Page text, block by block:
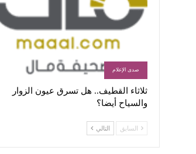
صدى الإعلام
ثلاثاء القطيف.. هل تسرق عيون الزوار
والسياح أيضا؟
السابق التالي